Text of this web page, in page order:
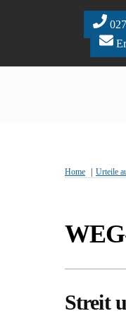
Home Urteile
Streit